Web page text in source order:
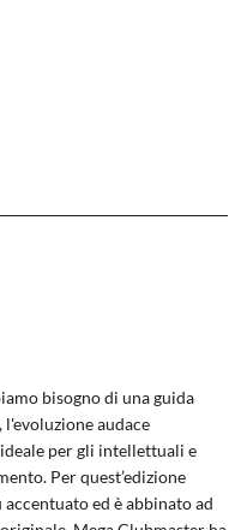
bisogno di una guida
l'evoluzione audace
per gli intellettuali e
Per quest’edizione
ed è abbinato ad